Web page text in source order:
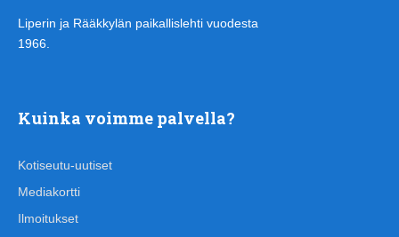
Liperin ja Rääkkylän paikallislehti vuodesta
1966.
Kuinka voimme palvella?
Kotiseutu-uutiset
Mediakortti
Ilmoitukset